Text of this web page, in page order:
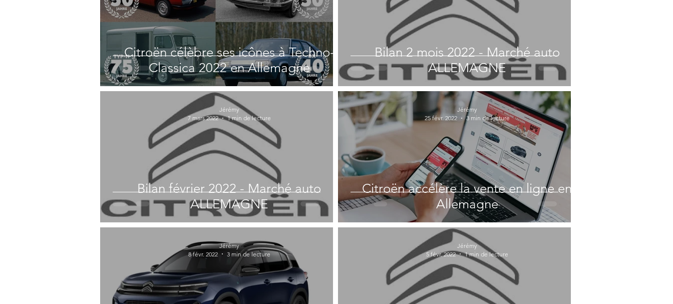
Citroën célèbre ses icônes à Techno-
Classica 2022 en Allemagne
Bilan 2 mois 2022 - Marché auto
ALLEMAGNE
Bilan février 2022 - Marché auto
ALLEMAGNE
Jérémy
7 mars 2022
1 min de lecture
Citroën accélère la vente en ligne en
Allemagne
Jérémy
25 févr. 2022
3 min de lecture
Jérémy
8 févr. 2022
3 min de lecture
Jérémy
5 févr. 2022
1 min de lecture